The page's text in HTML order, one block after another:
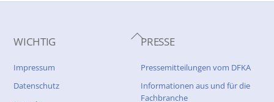
Back
To
WICHTIG
Impressum
Datenschutz
PRESSE
Pressemitteilungen vom DFKA
Informationen aus und für die
Fachbranche